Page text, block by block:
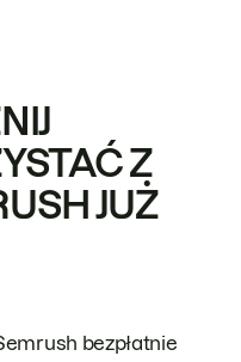
Z
JUŻ
bezpłatnie